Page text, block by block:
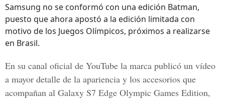
Samsung no se conformó con una edición Batman,
puesto que ahora apostó a la edición limitada con
motivo de los Juegos Olímpicos, próximos a realizarse
en Brasil.
En su canal oficial de YouTube la marca publicó un vídeo
a mayor detalle de la apariencia y los accesorios que
acompañan al Galaxy S7 Edge Olympic Games Edition,